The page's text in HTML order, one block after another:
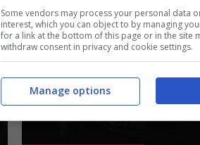
Virtus
La Virtus non
in campo, ok
Belinelli
Some vendors may process your personal data
interest, which you can object to by managing
for a link at the bottom of this page or in the site
withdraw consent in privacy and cookie settings.
Manage options